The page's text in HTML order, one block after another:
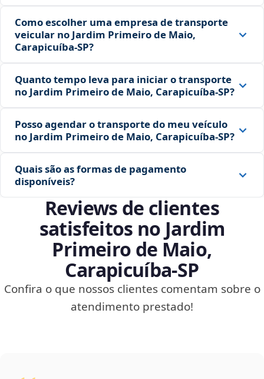
Como escolher uma empresa de transporte
veicular no Jardim Primeiro de Maio,
Carapicuíba‑SP?
Quanto tempo leva para iniciar o transporte
no Jardim Primeiro de Maio, Carapicuíba‑SP?
Posso agendar o transporte do meu veículo
no Jardim Primeiro de Maio, Carapicuíba‑SP?
Quais são as formas de pagamento
disponíveis?
Reviews de clientes
satisfeitos no Jardim
Primeiro de Maio,
Carapicuíba‑SP
Confira o que nossos clientes comentam sobre o
atendimento prestado!